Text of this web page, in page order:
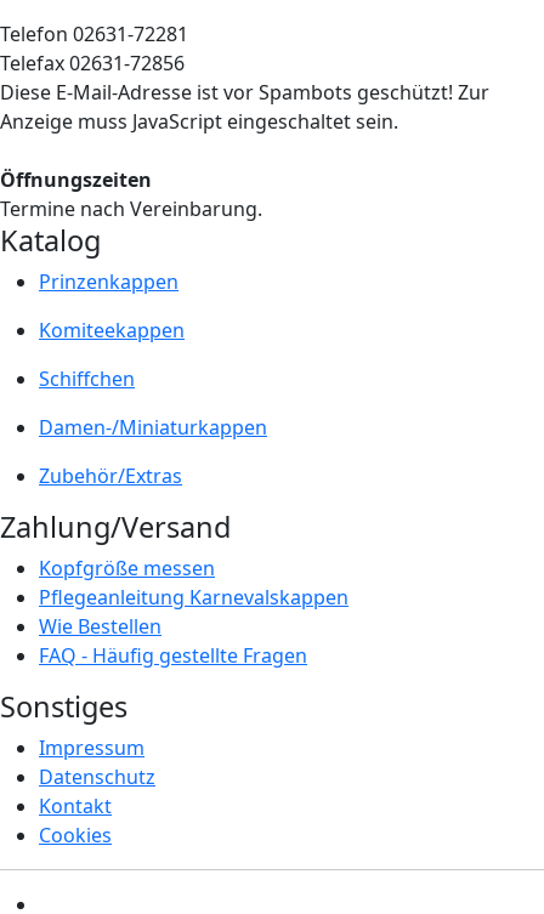
Telefon 02631-72281
Telefax 02631-72856
Diese E-Mail-Adresse ist vor Spambots geschützt! Zur
Anzeige muss JavaScript eingeschaltet sein.
Öffnungszeiten
Termine nach Vereinbarung.
Katalog
Prinzenkappen
Komiteekappen
Schiffchen
Damen-/Miniaturkappen
Zubehör/Extras
Zahlung/Versand
Kopfgröße messen
Pflegeanleitung Karnevalskappen
Wie Bestellen
FAQ - Häufig gestellte Fragen
Sonstiges
Impressum
Datenschutz
Kontakt
Cookies